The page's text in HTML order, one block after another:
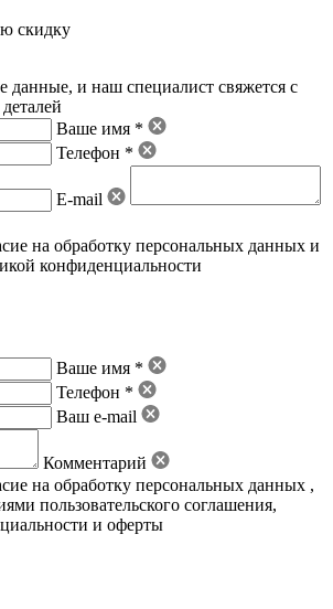
скидку
данные, и наш специалист свяжется с
Ваше имя *
Телефон *
E-mail
на обработку персональных данных и
конфиденциальности
Ваше имя *
Телефон *
Ваш e-mail
Комментарий
на обработку персональных данных ,
пользовательского соглашения,
и оферты